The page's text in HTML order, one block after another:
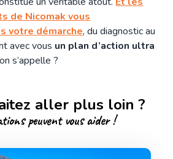
de Nicomak vous
votre démarche, du diagnostic au
avec vous un plan d’action ultra
s’appelle ?
aller plus loin ?
peuvent vous aider !